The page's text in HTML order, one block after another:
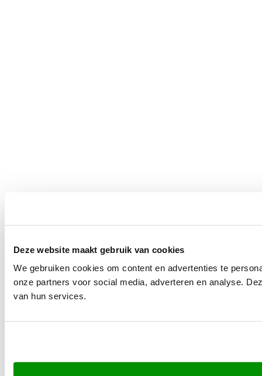
Deze website maakt gebruik van cookies
We gebruiken cookies om content en advertenties te
onze partners voor social media, adverteren en analyse.
van hun services.